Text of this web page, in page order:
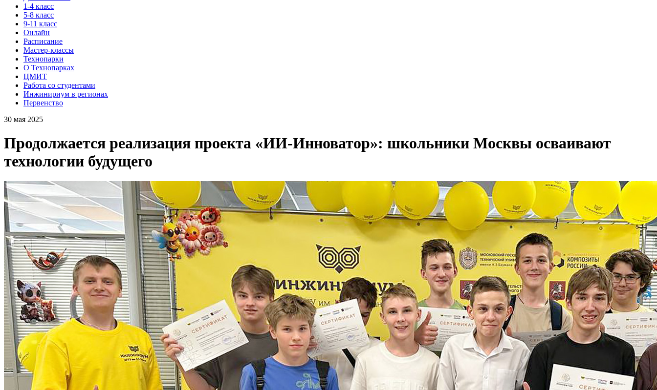
1-4 класс
5-8 класс
9-11 класс
Онлайн
Расписание
Мастер-классы
Технопарки
О Технопарках
ЦМИТ
Работа со студентами
Инжинириум в регионах
Первенство
30 мая 2025
Продолжается реализация проекта «ИИ-Инноватор»: школьники Москвы осваивают
технологии будущего